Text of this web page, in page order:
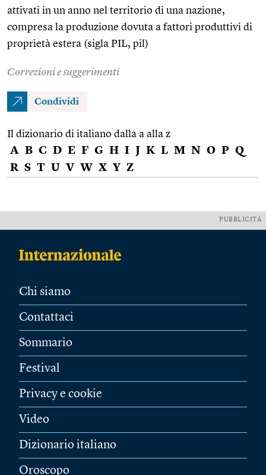
attivati in un anno nel territorio di una nazione,
compresa la produzione dovuta a fattori produttivi di
proprietà estera (sigla PIL, pil)
Correzioni e suggerimenti
Condividi
Il dizionario di italiano dalla a alla z
A B C D E F G H I J K L M N O P Q
R S T U V W X Y Z
PUBBLICITÀ
Chi siamo
Contattaci
Sommario
Festival
Privacy e cookie
Video
Dizionario italiano
Oroscopo